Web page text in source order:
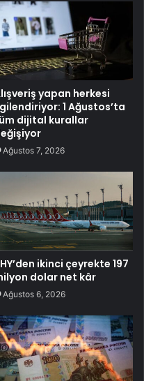
yapan herkesi
1 Ağustos’ta
dijital kurallar
Ağustos 7, 2026
ikinci çeyrekte 197
dolar net kâr
Ağustos 6, 2026